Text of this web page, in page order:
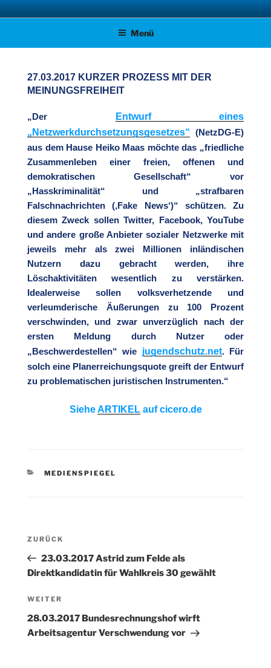
Zum
Inhalt AFD KREISVERBAND STADE
Menü
27.03.2017 KURZER PROZESS MIT DER
MEINUNGSFREIHEIT
„Der
Entwurf eines
„Netzwerkdurchsetzungsgesetzes“ (NetzDG-E)
aus dem Hause Heiko Maas möchte das „friedliche
Zusammenleben einer freien, offenen und
demokratischen Gesellschaft“ vor
„Hasskriminalität“ und „strafbaren
Falschnachrichten (‚Fake News‘)“ schützen. Zu
diesem Zweck sollen Twitter, Facebook, YouTube
und andere große Anbieter sozialer Netzwerke mit
jeweils mehr als zwei Millionen inländischen
Nutzern dazu gebracht werden, ihre
Löschaktivitäten wesentlich zu verstärken.
Idealerweise sollen volksverhetzende und
verleumderische Äußerungen zu 100 Prozent
verschwinden, und zwar unverzüglich nach der
ersten Meldung durch Nutzer oder
„Beschwerdestellen“ wie jugendschutz.net. Für
solch eine Planerreichungsquote greift der Entwurf
zu problematischen juristischen Instrumenten.“
SieheARTIKELauf cicero.de
KATEGORIEN
MEDIENSPIEGEL
Beitragsnavigation
Vorheriger
Beitrag
ZURÜCK
23.03.2017 Astrid zum Felde als
Direktkandidatin für Wahlkreis 30 gewählt
Nächster
Beitrag
WEITER
28.03.2017 Bundesrechnungshof wirft
Arbeitsagentur Verschwendung vor